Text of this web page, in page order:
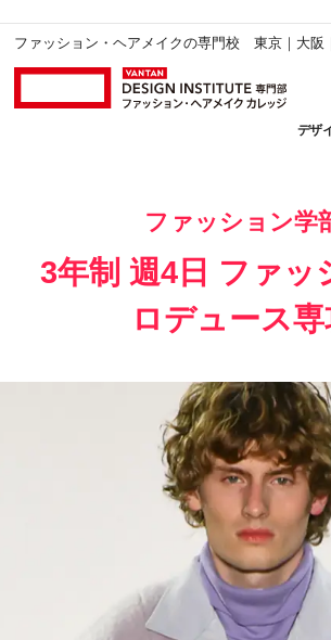
ファッション・ヘアメイクの専門校 東京｜大阪
デザ
ファッション学
3年制 週4日 ファッ
ロデュース専